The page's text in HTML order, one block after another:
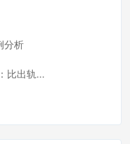
分析
比出轨...